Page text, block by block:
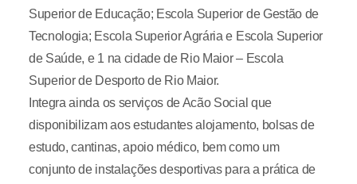
Superior de Educação; Escola Superior de Gestão de
Tecnologia; Escola Superior Agrária e Escola Superior
de Saúde, e 1 na cidade de Rio Maior – Escola
Superior de Desporto de Rio Maior.
Integra ainda os serviços de Acão Social que
disponibilizam aos estudantes alojamento, bolsas de
estudo, cantinas, apoio médico, bem como um
conjunto de instalações desportivas para a prática de